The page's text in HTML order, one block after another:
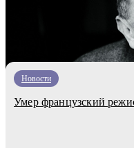
Новости
Умер французский